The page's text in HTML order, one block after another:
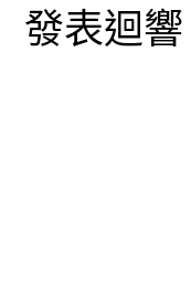
朋
友
(在
發表迴響